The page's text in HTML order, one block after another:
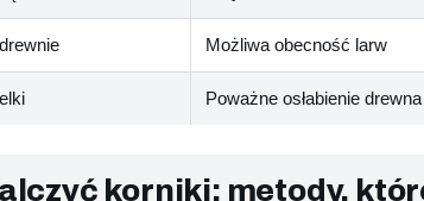
Możliwa obecność larw
Poważne osłabienie drewna
korniki: metody,